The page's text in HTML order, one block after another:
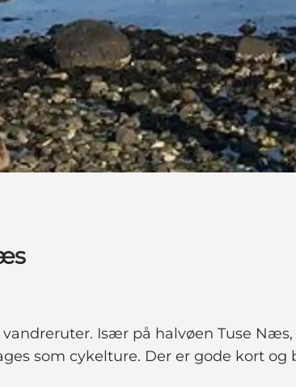
Især på halvøen Tuse
som cykelture. Der er gode kort